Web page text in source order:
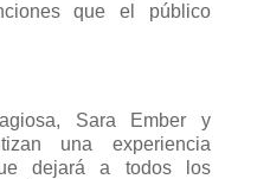
que el público
Sara Ember y
una experiencia
dejará a todos los